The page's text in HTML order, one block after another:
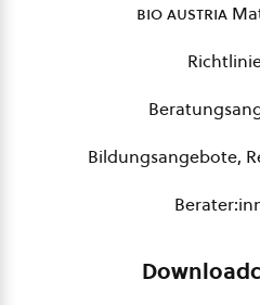
bio austria
Bildungsangebote,